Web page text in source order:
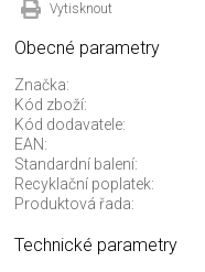
Vytisknout
Obecné parametry
Značka:
Kód zboží:
Kód dodavatele:
EAN:
Standardní balení:
Recyklační poplatek:
Produktová řada:
Technické parametry